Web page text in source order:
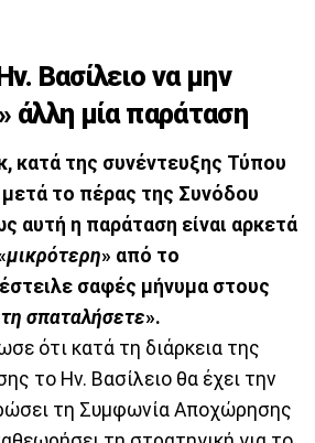
Βασίλειο να μην
άλλη μία παράταση
κατά της συνέντευξης Τύπου
το πέρας της Συνόδου
αυτή η παράταση είναι αρκετά
μικρότερη» από το
σαφές μήνυμα στους
σπαταλήσετε».
ότι κατά τη διάρκεια της
το Ην. Βασίλειο θα έχει την
τη Συμφωνία Αποχώρησης